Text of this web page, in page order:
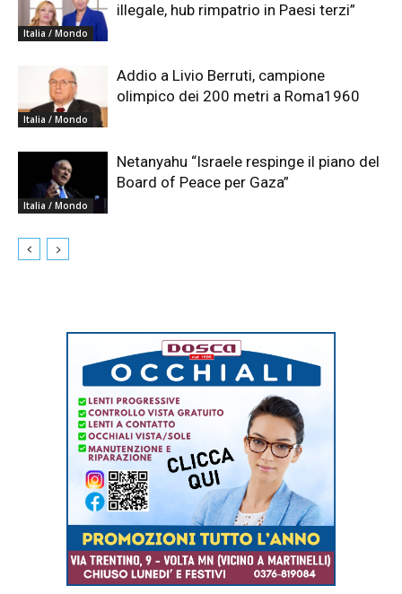
Italia / Mondo
illegale, hub rimpatrio in Paesi terzi”
Italia / Mondo
Addio a Livio Berruti, campione
olimpico dei 200 metri a Roma1960
Italia / Mondo
Netanyahu “Israele respinge il piano del
Board of Peace per Gaza”